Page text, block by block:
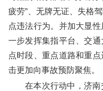
疲劳”、无牌无证、失格
点违法行为。并加大显
一步发挥集指平台、交
点时段、重点道路和重
击更加向事故预防聚焦。
在本次行动中，济